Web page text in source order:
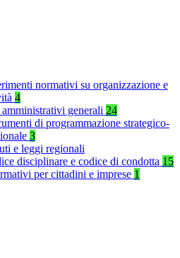
normativi su organizzazione e
4
generali 24
di programmazione strategico-
3
e leggi regionali
disciplinare e codice di condotta 15
per cittadini e imprese 1